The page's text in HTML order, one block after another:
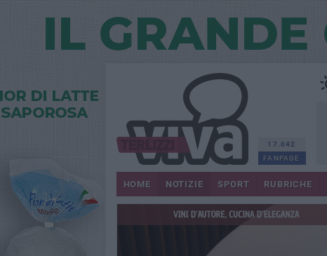
17.042
FANPAGE
HOME NOTIZIE SPORT RUBRICHE